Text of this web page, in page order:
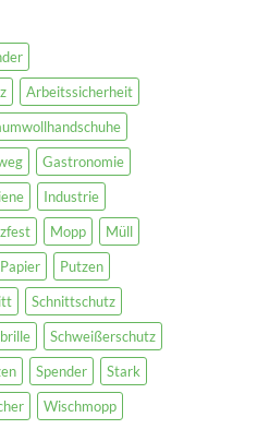
Arbeitssicherheit
Gastronomie
Industrie
Mopp
Müll
Papier
Putzen
Schnittschutz
Schweißerschutz
Spender
Stark
Wischmopp